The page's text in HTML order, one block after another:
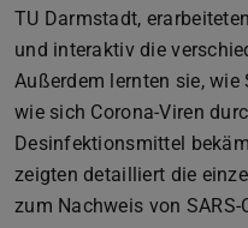
TU Darmstadt,
und interaktiv die
Außerdem lernten sie, wie
wie sich Corona-Viren
Desinfektionsmittel
zeigten detailliert die
zum Nachweis von